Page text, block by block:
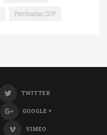
Pembuatan SOP
TWITTER
GOOGLE +
VIMEO